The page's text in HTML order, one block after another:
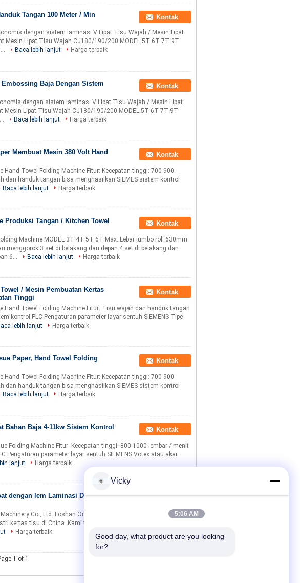
Tangan 100 Meter / Min Kontak
dengan sistem laminasi V Lipat Tisu Wajah / Mesin Lipat
Mesin Lipat Tisu Wajah CJ180/190/200 MODEL 5T 6T 7T 9T
Baca lebih lanjut
Harga terbaik
Baja Dengan Sistem
Kontak
dengan sistem laminasi V Lipat Tisu Wajah / Mesin Lipat
Mesin Lipat Tisu Wajah CJ180/190/200 MODEL 5T 6T 7T 9T
Baca lebih lanjut
Harga terbaik
Membuat Mesin 380 Volt Hand
Kontak
Hand Towel Folding Machine Fitur: Kecepatan tinggi: 700-900
dan handuk tangan bisa menghasilkan SIEMES sistem kontrol
Baca lebih lanjut
Harga terbaik
Produksi Tangan / Kitchen Towel
Kontak
Machine MODEL 3T 4T 5T 6T Max. Lebar jumbo roll 630mm
menggorok 3 set di belakang dan depan 4 set di belakang dan
6...
Baca lebih lanjut
Harga terbaik
/ Mesin Pembuatan Kertas
Tinggi
Kontak
Hand Towel Folding Machine Fitur: Tisu wajah dan handuk tangan
kontrol PLC Pengaturan parameter layar sentuh SIEMENS Tipe
lebih lanjut
Harga terbaik
Paper, Hand Towel Folding
Kontak
Hand Towel Folding Machine Fitur: Kecepatan tinggi: 700-900
dan handuk tangan bisa menghasilkan SIEMES sistem kontrol
Baca lebih lanjut
Harga terbaik
Bahan Baja 4-11kw Sistem Kontrol
Kontak
Folding Machine Fitur: Kecepatan tinggi: 800-1000 lembar / menit
Pengaturan parameter layar sentuh SIEMENS Votex atau akar
lanjut
Harga terbaik
dengan lem Laminasi Dapur
Kontak
Co., Ltd. Foshan OriginMachinery Co., Ltdberbasis di kota
kertas tisu di China. Kami telah mengkhususkan diri selama
Harga terbaik
1 of 1
Vicky
5:06 AM
Good day, what product are you looking
for?